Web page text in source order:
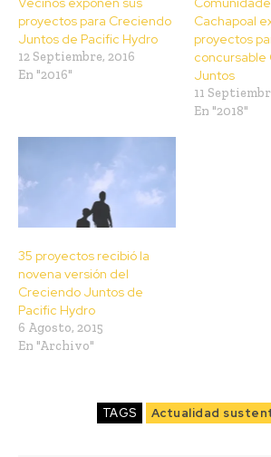
proyectos para Creciendo
Juntos de Pacific Hydro
12 Septiembre, 2016
En "2016"
Cachapoal
proyectos
concursable
Juntos
11
En "2018"
35 proyectos recibió la
novena versión del
Creciendo Juntos de
Pacific Hydro
6 Agosto, 2015
En "Archivo"
TAGS Actualidad